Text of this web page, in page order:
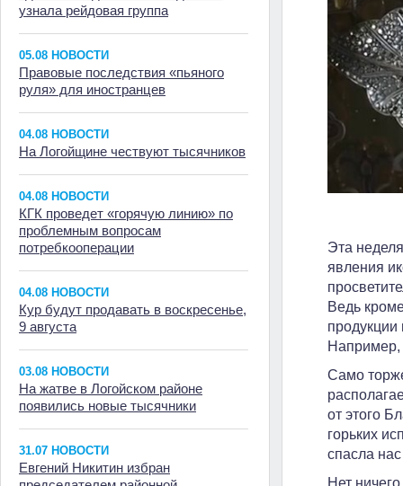
узнала рейдовая группа
05.08 НОВОСТИ
Правовые последствия «пьяного
руля» для иностранцев
04.08 НОВОСТИ
На Логойщине чествуют тысячников
04.08 НОВОСТИ
КГК проведет «горячую линию» по
проблемным вопросам
потребкооперации
04.08 НОВОСТИ
Кур будут продавать в воскресенье,
9 августа
03.08 НОВОСТИ
На жатве в Логойском районе
появились новые тысячники
31.07 НОВОСТИ
Евгений Никитин избран
Эта
явления
Ведь
продукции
Например,
Само
от этого
горьких
спасла